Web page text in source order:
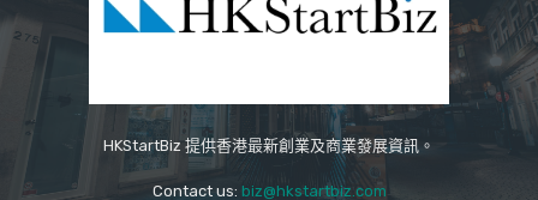
HKStartBiz 提供香港最新創業及商業發展資訊。
Contact us: biz@hkstartbiz.com